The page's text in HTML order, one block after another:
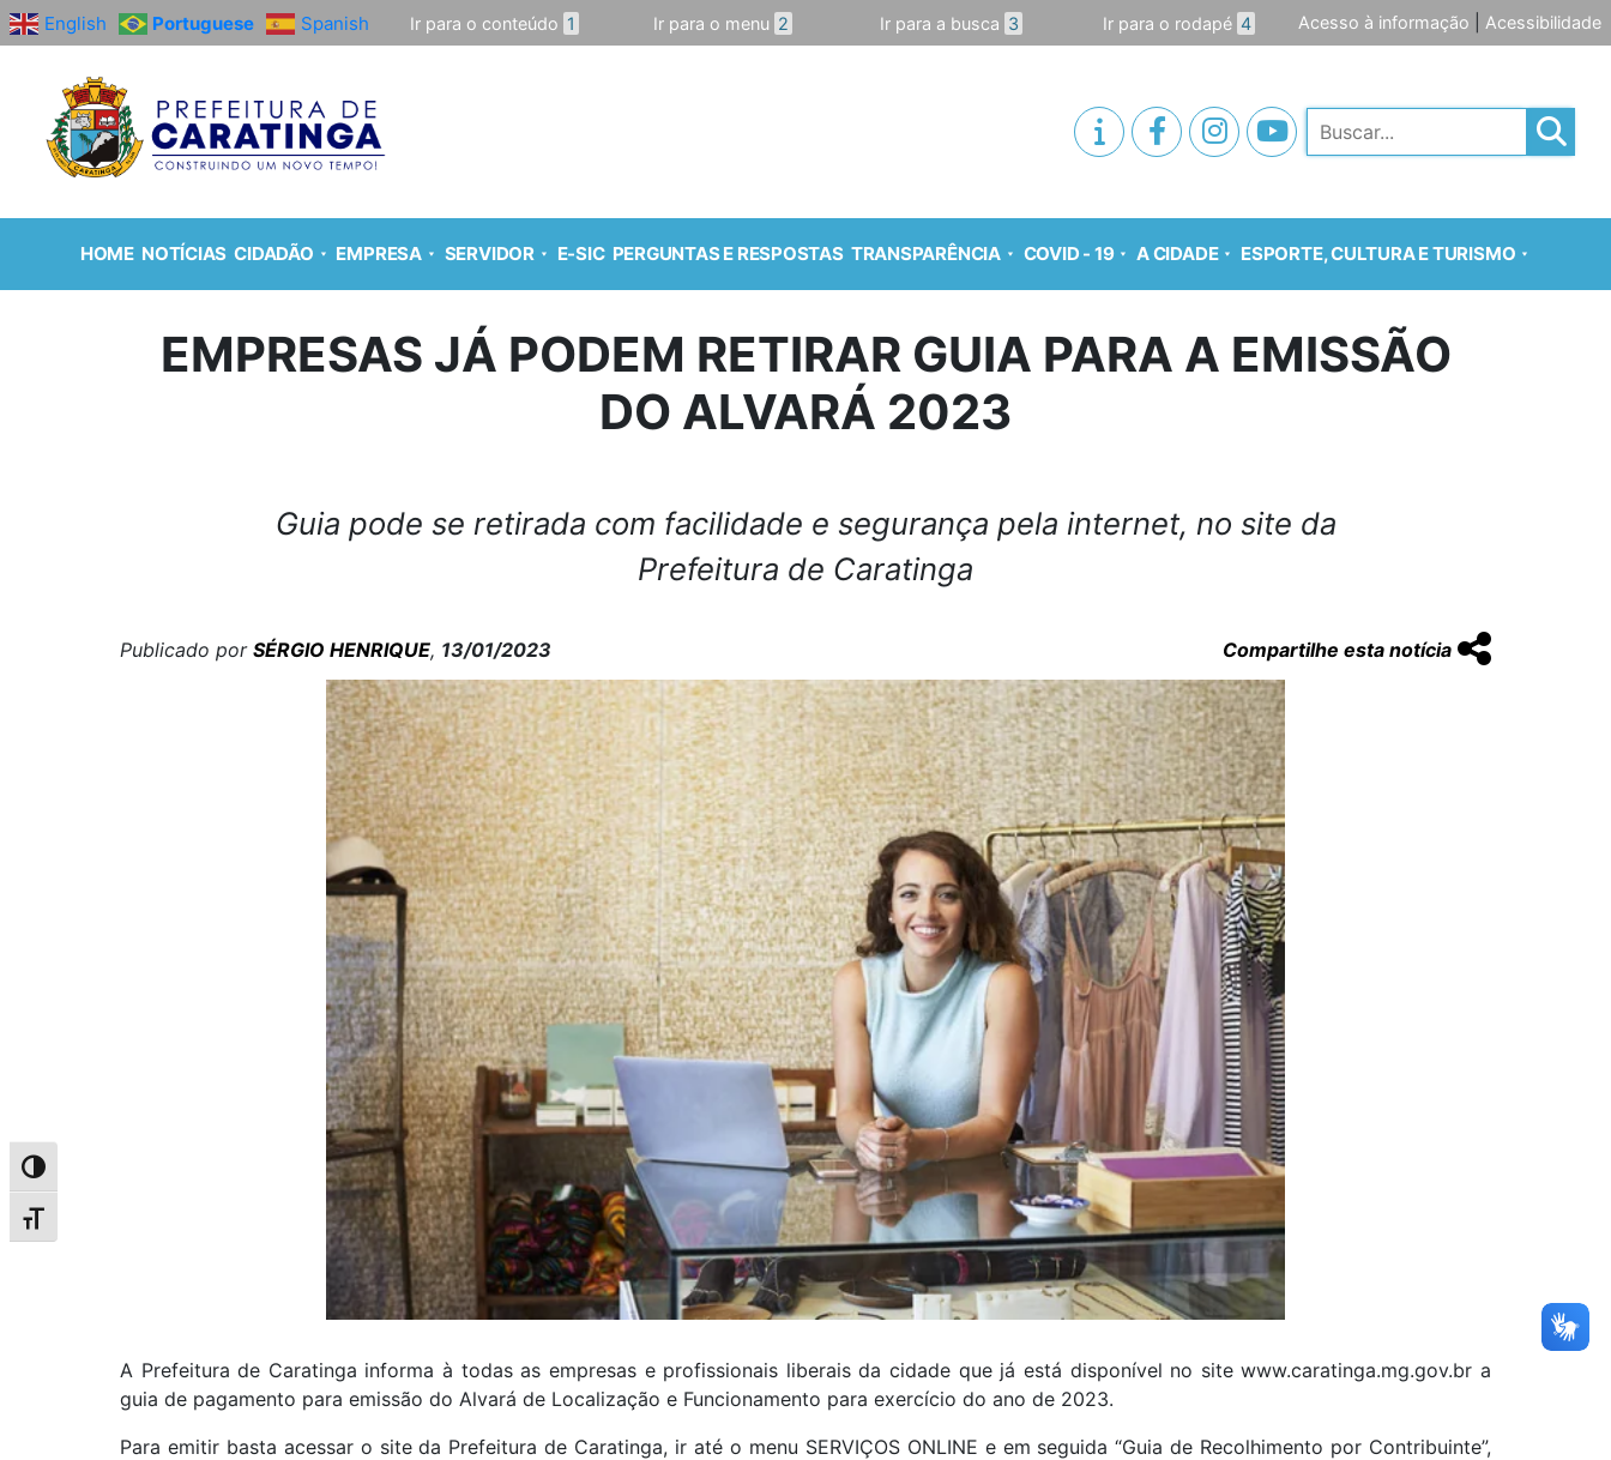
Alternar alto contraste
Alternar tamanho da fonte
English Portuguese Spanish Ir para o conteúdo 1 Ir para o menu 2 Ir para a busca 3 Ir para o rodapé 4 Acesso à informação Acessibilidade
Pesquisar
HOME NOTÍCIAS CIDADÃO EMPRESA SERVIDOR E-SIC PERGUNTAS E RESPOSTAS TRANSPARÊNCIA COVID - 19 A CIDADE ESPORTE, CULTURA E TURISMO
EMPRESAS JÁ PODEM RETIRAR GUIA PARA A EMISSÃO
DO ALVARÁ 2023
Guia pode se retirada com facilidade e segurança pela internet, no site da
Prefeitura de Caratinga
Publicado por SÉRGIO HENRIQUE, 13/01/2023 Compartilhe esta notícia
A Prefeitura de Caratinga informa à todas as empresas e profissionais liberais da cidade que já está disponível no site www.caratinga.mg.gov.br a
guia de pagamento para emissão do Alvará de Localização e Funcionamento para exercício do ano de 2023.
Para emitir basta acessar o site da Prefeitura de Caratinga, ir até o menu SERVIÇOS ONLINE e em seguida “Guia de Recolhimento por Contribuinte”,